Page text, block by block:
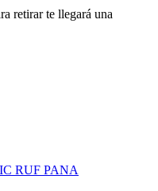
retirar te llegará una